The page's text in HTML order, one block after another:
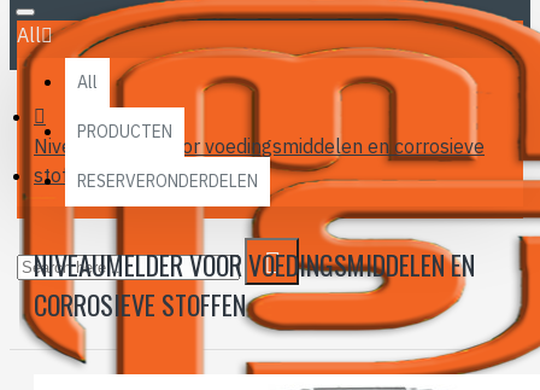
All
All
PRODUCTEN
RESERVERONDERDELEN
Niveaumelder voor voedingsmiddelen en corrosieve
stoffen
NIVEAUMELDER VOOR VOEDINGSMIDDELEN EN
CORROSIEVE STOFFEN